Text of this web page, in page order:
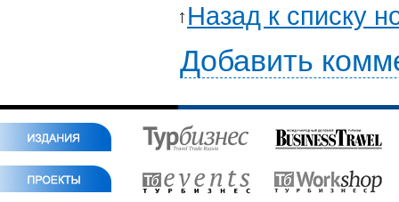
Назад к списку
Добавить